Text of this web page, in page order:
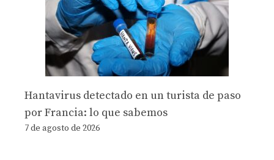
Hantavirus detectado en un turista de paso
por Francia: lo que sabemos
7 de agosto de 2026